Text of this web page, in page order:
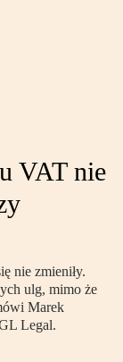
VAT nie
nie zmieniły.
ulg, mimo że
Marek
Legal.